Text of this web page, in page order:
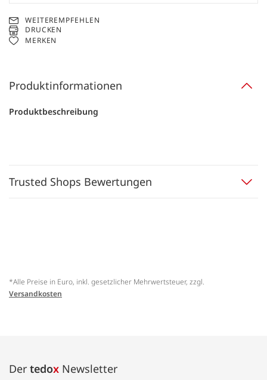
WEITEREMPFEHLEN
DRUCKEN
MERKEN
Produktinformationen
Produktbeschreibung
Trusted Shops Bewertungen
*Alle Preise in Euro, inkl. gesetzlicher Mehrwertsteuer, zzgl.
Versandkosten
Der tedox Newsletter